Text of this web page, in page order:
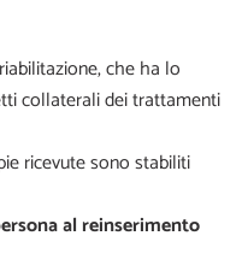
che ha lo
collaterali dei trattamenti
ricevute sono stabiliti
al reinserimento